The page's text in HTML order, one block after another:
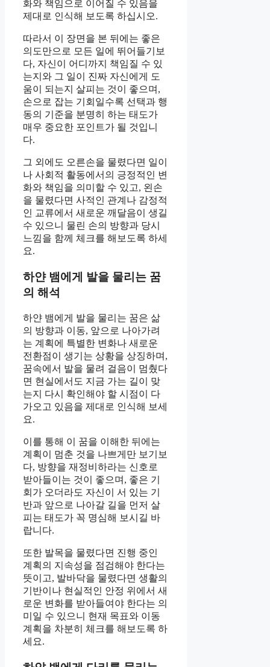
화와 책임으로 이어질 수 있음을
제대로 인식해 보도록 하십시오.
따라서 이 장면을 본 뒤에는 좋은
의도만으로 모든 일에 뛰어들기보
다, 자신이 어디까지 책임질 수 있
는지와 그 일이 진짜 자신에게 도
움이 되는지 살피는 것이 좋으며,
손으로 잡는 기회일수록 선택과 행
동의 기준을 분명히 하는 태도가
매우 중요한 포인트가 될 것입니
다.
그 외에도 오른손을 물렸다면 일이
나 사회적 활동에서의 긍정적인 변
화와 책임을 의미할 수 있고, 왼손
을 물렸다면 사적인 관계나 감정적
인 교류에서 새로운 깨달음이 생길
수 있으니 물린 손의 방향과 당시
느낌을 함께 체크를 해보도록 하세
요.
하얀 뱀에게 발을 물리는 꿈
의 해석
하얀 뱀에게 발을 물리는 꿈은 삶
의 방향과 이동, 앞으로 나아가려
는 계획에 특별한 변화나 새로운
전환점이 생기는 상황을 상징하며,
꿈속에서 발을 물려 걸음이 멈췄다
면 현실에서도 지금 가는 길이 맞
는지 다시 확인해야 할 시점이 다
가오고 있음을 제대로 인식해 보세
요.
이를 통해 이 꿈을 이해한 뒤에는
계획이 멈춘 것을 나쁘게만 보기보
다, 방향을 재정비하라는 신호로
받아들이는 것이 좋으며, 좋은 기
회가 오더라도 자신이 서 있는 기
반과 앞으로 나아갈 길을 먼저 살
피는 태도가 꼭 명심해 보시길 바
랍니다.
또한 발목을 물렸다면 진행 중인
계획의 지속성을 점검해야 한다는
뜻이고, 발바닥을 물렸다면 생활의
기반이나 현실적인 안정 위에서 새
로운 변화를 받아들여야 한다는 의
미일 수 있으니 현재 목표와 이동
계획을 차분히 체크를 해보도록 하
세요.